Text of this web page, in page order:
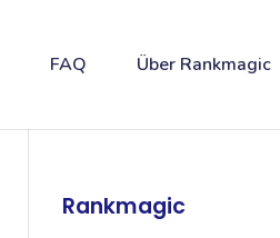
FAQ Über Rankmagic
Rankmagic